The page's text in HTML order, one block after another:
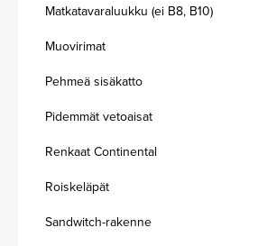
Matkatavaraluukku (ei B8, B10)
Muovirimat
Pehmeä sisäkatto
Pidemmät vetoaisat
Renkaat Continental
Roiskeläpät
Sandwitch-rakenne